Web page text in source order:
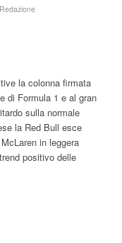
Redazione
la colonna firmata
di Formula 1 e al gran
sulla normale
la Red Bull esce
in leggera
positivo delle